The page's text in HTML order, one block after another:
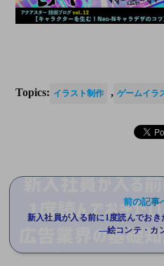
Topics: イラスト制作 , ゲームイラ
前の記事
新入社員が入る前に1度読んでお
―絵コンテ・カ